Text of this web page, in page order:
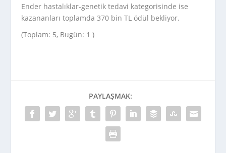
Ender hastalıklar-genetik tedavi kategorisinde ise
kazananları toplamda 370 bin TL ödül bekliyor.
(Toplam: 5, Bugün: 1 )
PAYLAŞMAK: